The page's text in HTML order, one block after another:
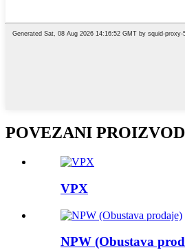
POVEZANI
VPX
NPW (Obustava